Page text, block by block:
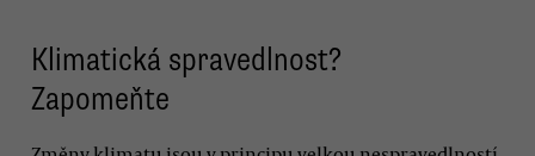
Klimatická spravedlnost?
Zapomeňte